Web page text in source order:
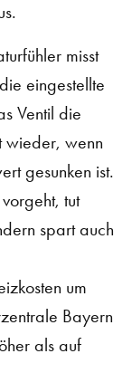
misst
eingestellte
Ventil die
wieder, wenn
gesunken ist.
tut
spart auch
um
Bayern
als auf